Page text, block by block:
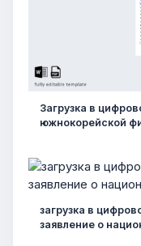
Загрузка в
южнокорейской
загрузка в
заявление о